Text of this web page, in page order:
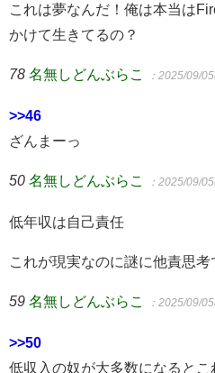
これは夢なんだ！俺は本当は
かけて生きてるの？
78 名無しどんぶらこ ：2025/09/
>>46
ざんまーっ
50 名無しどんぶらこ ：2025/09/
低年収は自己責任
これが現実なのに謎に他責思
59 名無しどんぶらこ ：2025/09/
>>50
低収入の奴が大多数になると